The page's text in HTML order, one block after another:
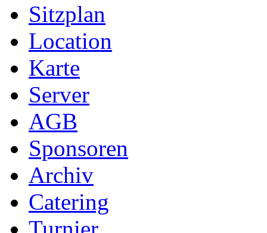
Sitzplan
Location
Karte
Server
AGB
Sponsoren
Archiv
Catering